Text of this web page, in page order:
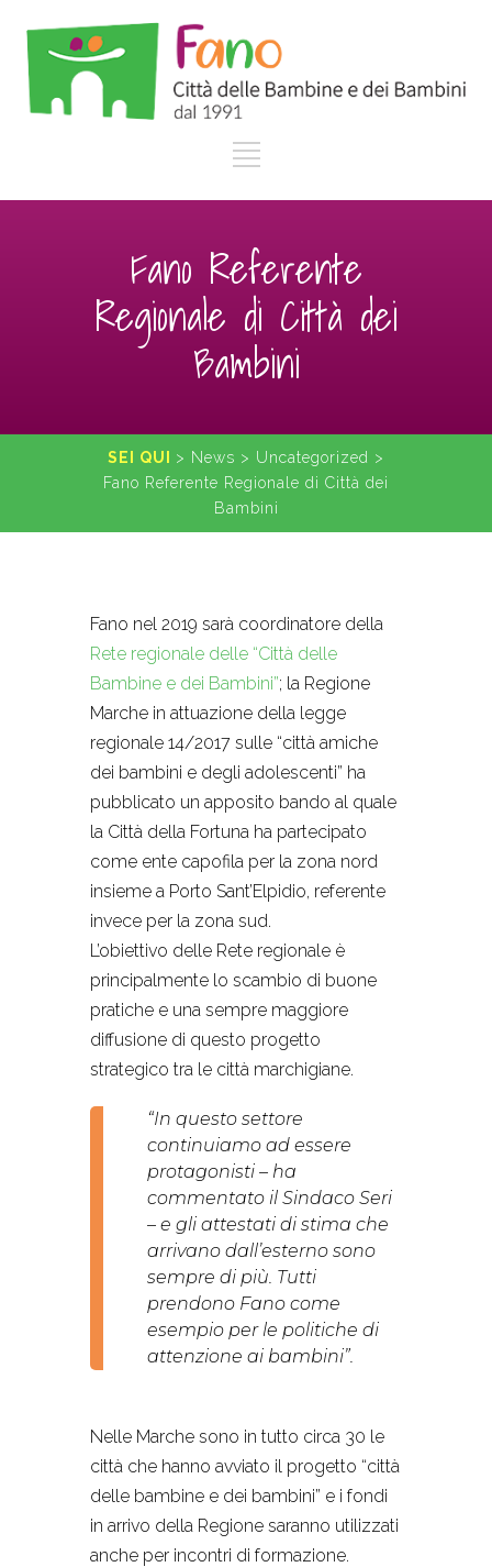
Fano Referente
Regionale di Città dei
Bambini
SEI QUI > News > Uncategorized >
Fano Referente Regionale di Città dei
Bambini
Fano nel 2019 sarà coordinatore della
Rete regionale delle “Città delle
Bambine e dei Bambini”; la Regione
Marche in attuazione della legge
regionale 14/2017 sulle “città amiche
dei bambini e degli adolescenti” ha
pubblicato un apposito bando al quale
la Città della Fortuna ha partecipato
come ente capofila per la zona nord
insieme a Porto Sant’Elpidio, referente
invece per la zona sud.
L’obiettivo delle Rete regionale è
principalmente lo scambio di buone
pratiche e una sempre maggiore
diffusione di questo progetto
strategico tra le città marchigiane.
“In questo settore
continuiamo ad essere
protagonisti – ha
commentato il Sindaco Seri
– e gli attestati di stima che
arrivano dall’esterno sono
sempre di più. Tutti
prendono Fano come
esempio per le politiche di
attenzione ai bambini”.
Nelle Marche sono in tutto circa 30 le
città che hanno avviato il progetto “città
delle bambine e dei bambini” e i fondi
in arrivo della Regione saranno utilizzati
anche per incontri di formazione.